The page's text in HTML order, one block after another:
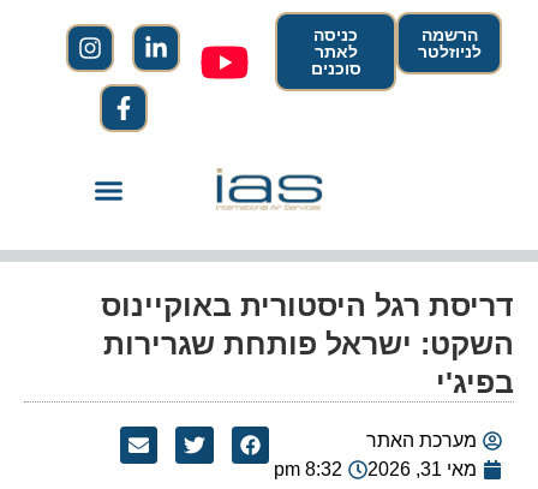
הרשמה
לניוזלטר
כניסה
לאתר
סוכנים
דריסת רגל היסטורית באוקיינוס
השקט: ישראל פותחת שגרירות
בפיג'י
מערכת האתר
מאי 31, 2026
8:32 pm